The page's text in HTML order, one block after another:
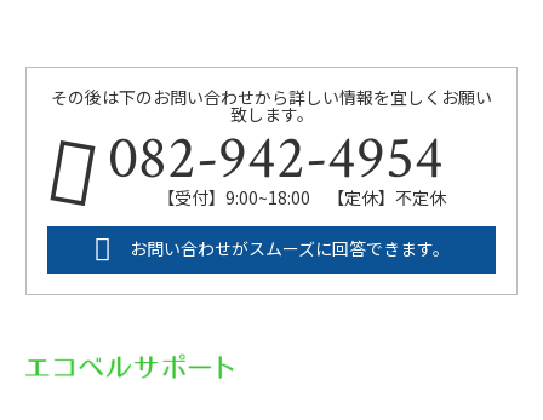
その後は下のお問い合わせから詳しい情報を宜しくお願い
致します。
082-942-4954
【受付】9:00~18:00 【定休】不定休
お問い合わせがスムーズに回答できます。